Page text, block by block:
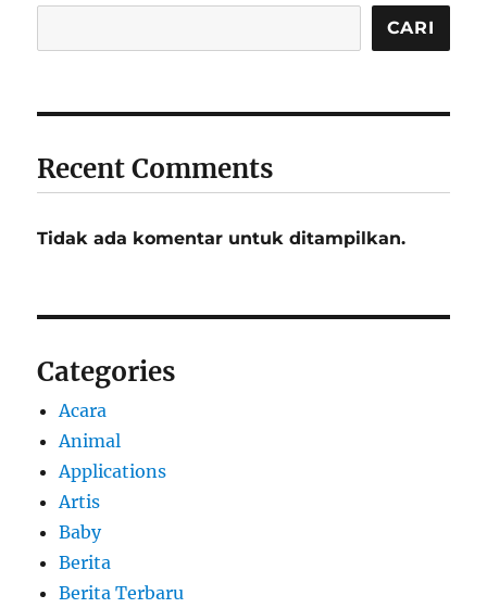
CARI
Recent Comments
Tidak ada komentar untuk ditampilkan.
Categories
Acara
Animal
Applications
Artis
Baby
Berita
Berita Terbaru